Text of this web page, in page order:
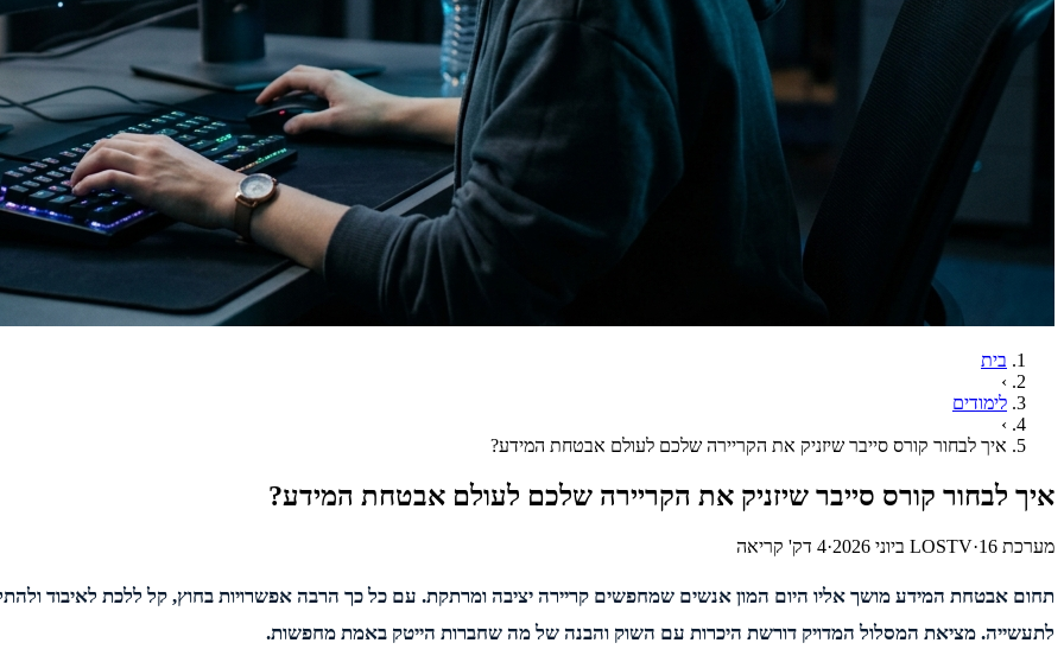
בית
›
לימודים
›
איך לבחור קורס סייבר שיזניק את הקריירה שלכם לעולם אבטחת המידע?
איך לבחור קורס סייבר שיזניק את הקריירה שלכם לעולם אבטחת המידע?
מערכת LOSTV ·16 ביוני 2026 ·
4 דק' קריאה
תחום אבטחת המידע מושך אליו היום המון אנשים שמחפשים קריירה יציבה ומרתקת. עם כל כך הרבה אפשרויות בחוץ, קל ללכת לאיבוד
לתעשייה. מציאת המסלול המדויק דורשת היכרות עם השוק והבנה של מה שחברות הייטק באמת מחפשות.